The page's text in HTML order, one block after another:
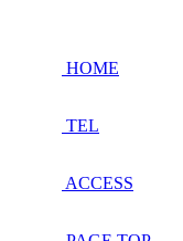
HOME
TEL
ACCESS